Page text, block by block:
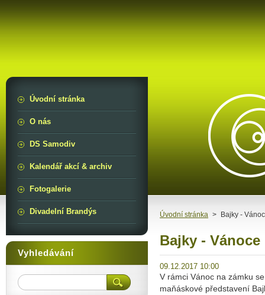
Úvodní stránka > Bajky -
Bajky - Vánoce
09.12.2017 10:00
V rámci Vánoc na zámku
maňáskové představení
Úvodní stránka
O nás
DS Samodiv
Kalendář akcí & archiv
Fotogalerie
Divadelní Brandýs
Vyhledávání